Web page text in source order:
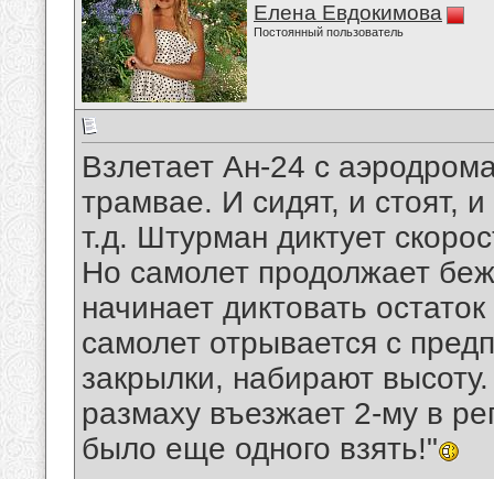
Елена Евдокимова
Постоянный пользователь
Взлетает Ан-24 с
трамвае. И сидят, и стоят,
т.д. Штурман диктует
Но самолет продолжает
начинает диктовать
самолет отрывается с
закрылки, набирают
размаху въезжает 2-му в
было еще одного взять!"